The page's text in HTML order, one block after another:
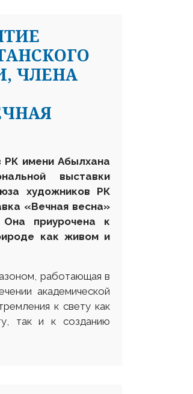
ЧЛЕНА
РК имени Абылхана
выставки
художников РК
«Вечная весна»
приурочена к
как живом и
работающая в
академической
к свету как
так и к созданию